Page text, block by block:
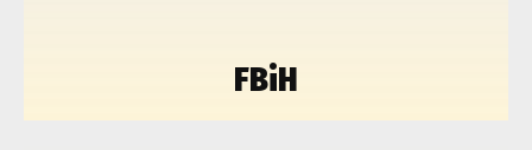
FBiH